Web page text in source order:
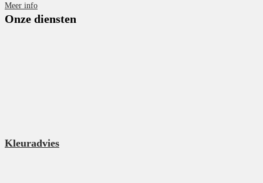
Meer info
Onze diensten
Kleuradvies